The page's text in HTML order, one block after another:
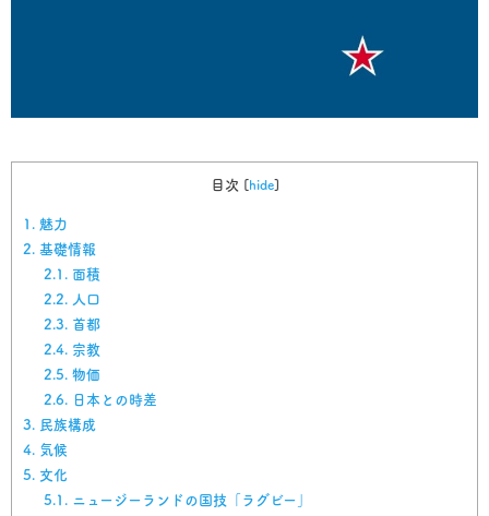
目次 [hide]
1. 魅力
2. 基礎情報
2.1. 面積
2.2. 人口
2.3. 首都
2.4. 宗教
2.5. 物価
2.6. 日本との時差
3. 民族構成
4. 気候
5. 文化
5.1. ニュージーランドの国技「ラグビー」